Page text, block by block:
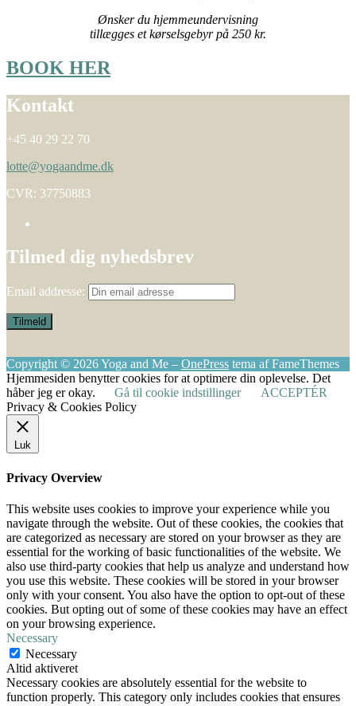
Ønsker du hjemmeundervisning
tillægges et kørselsgebyr på 250 kr.
BOOK HER
Kontakt
+45 40 29 22 70
lotte@yogaandme.dk
CVR: 37750883
Tilmed dig nyhedsbrev
Email addresse:
Copyright © 2026 Yoga and Me – OnePress tema af FameThemes
Hjemmesiden benytter cookies for at optimere din oplevelse. Det
håber jeg er okay.
Gå til cookie indstillinger
ACCEPTÉR
Privacy & Cookies Policy
Luk
Privacy Overview
This website uses cookies to improve your experience while you
navigate through the website. Out of these cookies, the cookies that
are categorized as necessary are stored on your browser as they are
essential for the working of basic functionalities of the website. We
also use third-party cookies that help us analyze and understand how
you use this website. These cookies will be stored in your browser
only with your consent. You also have the option to opt-out of these
cookies. But opting out of some of these cookies may have an effect
on your browsing experience.
Necessary
Necessary
Altid aktiveret
Necessary cookies are absolutely essential for the website to
function properly. This category only includes cookies that ensures